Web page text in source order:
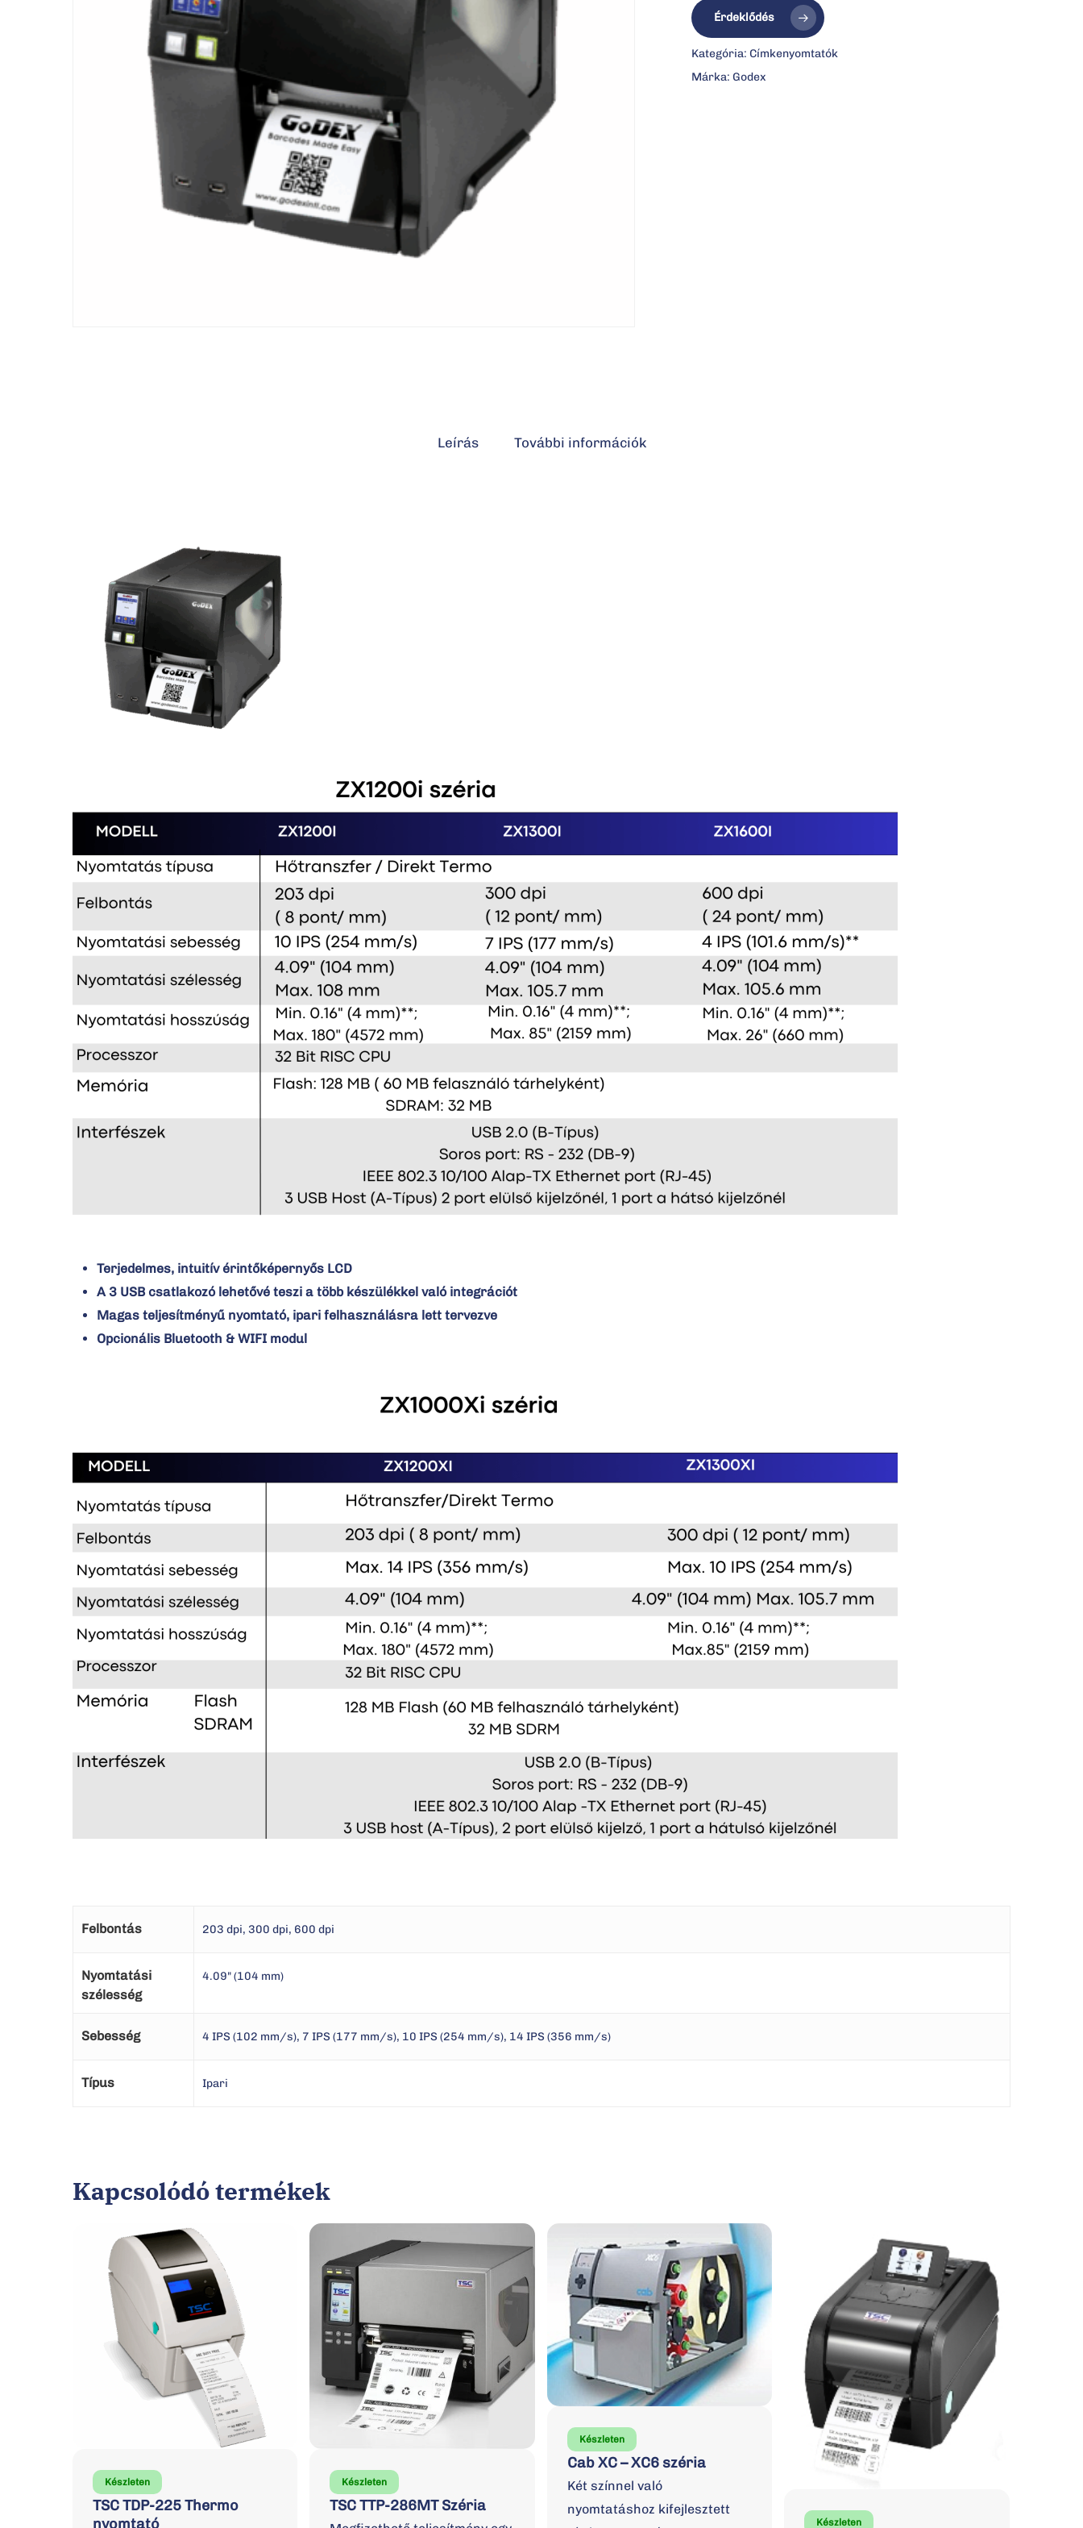
Érdeklődés
Kategória:Címkenyomtatók
Márka:Godex
Leírás További információk
Terjedelmes, intuitív érintőképernyős LCD
A 3 USB csatlakozó lehetővé teszi a több készülékkel való integrációt
Magas teljesítményű nyomtató, ipari felhasználásra lett tervezve
Opcionális Bluetooth & WIFI modul
Felbontás 203 dpi, 300 dpi, 600 dpi
Nyomtatási
szélesség
4.09" (104 mm)
Sebesség 4 IPS (102 mm/s), 7 IPS (177 mm/s), 10 IPS (254 mm/s), 14 IPS (356 mm/s)
Típus Ipari
Kapcsolódó termékek
TSC TDP-225 Thermo
nyomtató
Készleten
TSC TTP-286MT Széria
Készleten
Cab XC – XC6 széria
Készleten
Két színnel való
nyomtatáshoz kifejlesztett
Készleten